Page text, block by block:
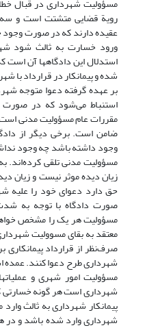
مسؤولیت شهرداری در قبال
رویة قضایی متشتت است و سه
عقیده دارند که در صورت وجود
ورود خسارت به ثالث شود
استدلال این دادگاهها آن است
شده و پیمانکار در قرارداد با
بر عهده گرفته دعوا متوجه
استنباط می‌شود که در
مقررات عام مسؤولیت مدنی
ضامن است. برخی دیگر از
وجود داشته باشد چه وجود
مسؤولیت مدنی تلقی کرده‌اند.
زیان دیده موثر نیست و زیان
حق دارد دعوای خود را علیه
صورت دادگاه با توجه به
مسؤولیت هر یک را مشخص
معتقد به بقای مسوولیت
صرف‌نظر از قرارداد پیمانکاری
شهرداری طرح دعوا کنند. عمده
مسؤولیت امور شهری و
شهرداری است هر گونه خسارتی
پیمانکار شهرداری به ثالث
شهرداری وارد شده باشد و